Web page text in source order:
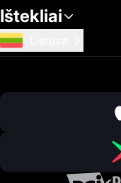
Ištekliai